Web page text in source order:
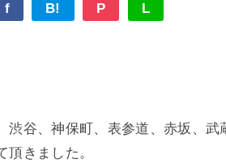
f B! P L
渋谷、神保町、表参道、赤坂、武
きました。